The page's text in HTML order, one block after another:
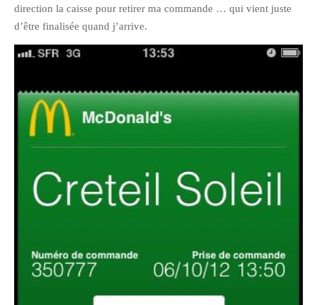
mars 2013
janvier 2013
décembre 2012
septembre 2012
août 2012
juillet 2012
avril 2012
mars 2012
décembre 2011
novembre 2011
direction la caisse pour retirer ma commande … qui vient juste
d’être finalisée quand j’arrive.